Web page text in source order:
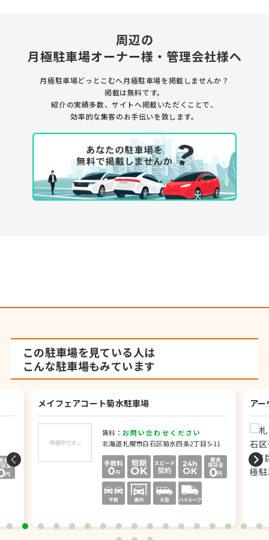
周辺の
月極駐車場オーナー様・管理会社様へ
月極駐車場どっとこむへ月極駐車場を掲載しませんか？
掲載は無料です。
紹介の実績多数、サイトへ掲載いただくことで、
効率的な集客のお手伝いを致します。
この駐車場を見ている人は
こんな駐車場もみています
メイフェアコート菊水駐車場
賃料： お問い合わせください
北海道札幌市白石区菊水四条2丁目5-11
ア